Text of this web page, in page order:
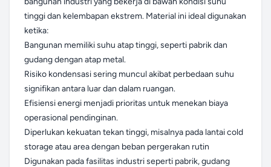
tinggi dan kelembapan ekstrem. Material ini ideal digunakan
ketika:
Bangunan memiliki suhu atap tinggi, seperti pabrik dan
gudang dengan atap metal.
Risiko kondensasi sering muncul akibat perbedaan suhu
signifikan antara luar dan dalam ruangan.
Efisiensi energi menjadi prioritas untuk menekan biaya
operasional pendinginan.
Diperlukan kekuatan tekan tinggi, misalnya pada lantai cold
storage atau area dengan beban pergerakan rutin
Digunakan pada fasilitas industri seperti pabrik, gudang